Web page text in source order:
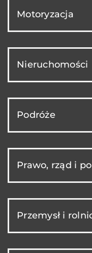
Motoryzacja
Nieruchomości
Podróże
Prawo, rząd i
Przemysł i